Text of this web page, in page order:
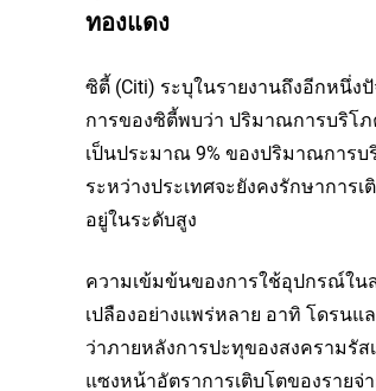
ทองแดง
ซิตี้ (Citi) ระบุในรายงานถึงอีกหนึ่
การของซิตี้พบว่า ปริมาณการบริโ
เป็นประมาณ 9% ของปริมาณการ
ระหว่างประเทศจะยังคงรักษากา
อยู่ในระดับสูง
ความเข้มข้นของการใช้อุปกรณ์ใน
เปลืองอย่างแพร่หลาย อาทิ โดรน
ว่าภายหลังการปะทุของสงครามรั
แซงหน้าอัตราการเติบโตของรายจ่